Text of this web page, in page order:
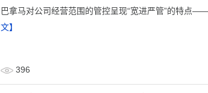
巴拿马对公司经营范围的管控呈现“宽进严管”的特点
文】
396